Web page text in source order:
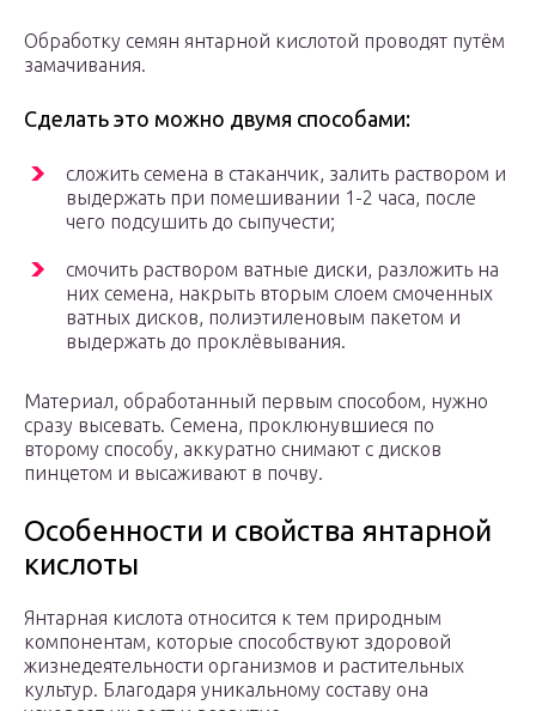
Обработку семян янтарной кислотой проводят путём
замачивания.
Сделать это можно двумя способами:
сложить семена в стаканчик, залить раствором и
выдержать при помешивании 1-2 часа, после
чего подсушить до сыпучести;
смочить раствором ватные диски, разложить на
них семена, накрыть вторым слоем смоченных
ватных дисков, полиэтиленовым пакетом и
выдержать до проклёвывания.
Материал, обработанный первым способом, нужно
сразу высевать. Семена, проклюнувшиеся по
второму способу, аккуратно снимают с дисков
пинцетом и высаживают в почву.
Особенности и свойства янтарной
кислоты
Янтарная кислота относится к тем природным
компонентам, которые способствуют здоровой
жизнедеятельности организмов и растительных
культур. Благодаря уникальному составу она